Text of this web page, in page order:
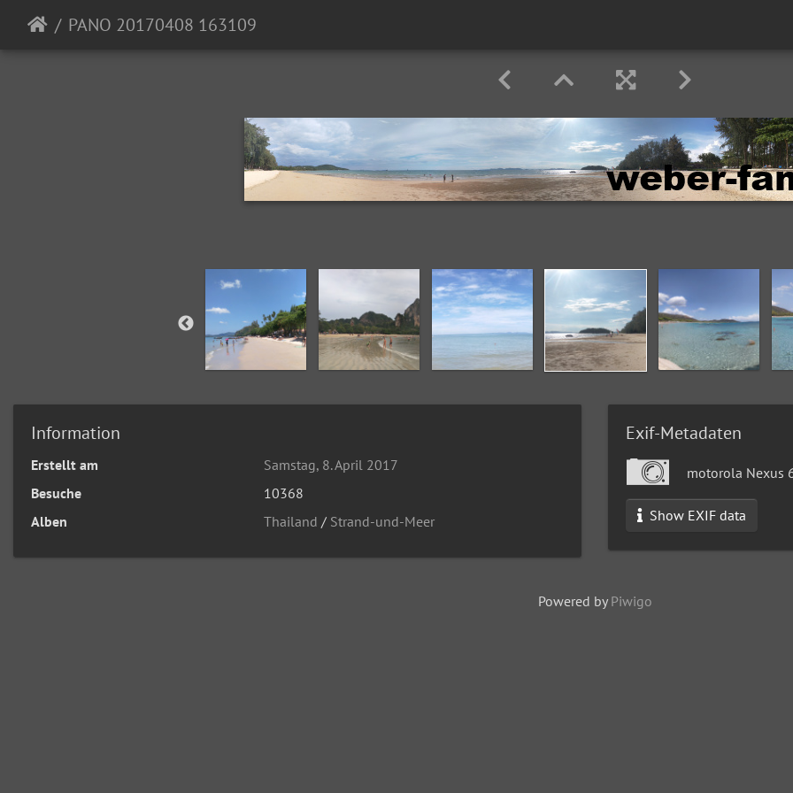
PANO 20170408 163109
Information
Erstellt am
Samstag, 8. April 2017
Besuche
10368
Alben
Thailand / Strand-und-Meer
Exif-Metadaten
motorola Nexus
Show EXIF data
Powered by Piwigo